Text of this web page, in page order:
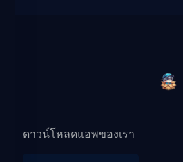
ดาวน์โหลดแอพของเรา